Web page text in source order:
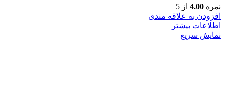
نمره 4.00 از 5
افزودن به علاقه مندی
اطلاعات بیشتر
نمایش سریع